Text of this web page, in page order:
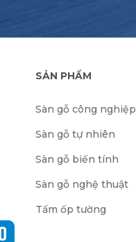
SẢN PHẨM
Sàn gỗ công nghiệp
Sàn gỗ tự nhiên
Sàn gỗ biến tính
Sàn gỗ nghệ thuật
Tấm ốp tường